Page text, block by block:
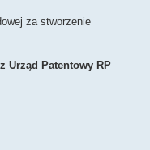
za stworzenie
Urząd Patentowy RP